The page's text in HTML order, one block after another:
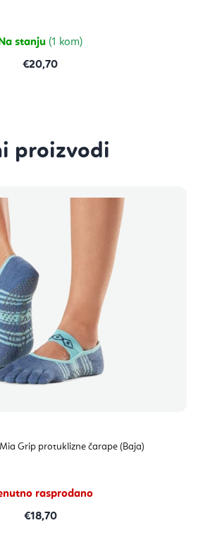
stanju (1 kom)
€20,70
Grip protuklizne čarape (Baja)
rasprodano
€18,70